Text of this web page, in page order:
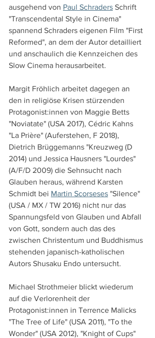
ausgehend von Paul Schraders Schrift
"Transcendental Style in Cinema"
spannend Schraders eigenen Film "First
Reformed", an dem der Autor detailliert
und anschaulich die Kennzeichen des
Slow Cinema herausarbeitet.
Margit Fröhlich arbeitet dagegen an
den in religiöse Krisen stürzenden
Protagonist:innen von Maggie Betts
"Noviatate" (USA 2017), Cédric Kahns
"La Prière" (Auferstehen, F 2018),
Dietrich Brüggemanns "Kreuzweg (D
2014) und Jessica Hausners "Lourdes"
(A/F/D 2009) die Sehnsucht nach
Glauben heraus, während Karsten
Schmidt bei Martin Scorseses "Silence"
(USA / MX / TW 2016) nicht nur das
Spannungsfeld von Glauben und Abfall
von Gott, sondern auch das des
zwischen Christentum und Buddhismus
stehenden japanisch-katholischen
Autors Shusaku Endo untersucht.
Michael Strothmeier blickt wiederum
auf die Verlorenheit der
Protagonist:innen in Terrence Malicks
"The Tree of Life" (USA 2011), "To the
Wonder" (USA 2012), "Knight of Cups"